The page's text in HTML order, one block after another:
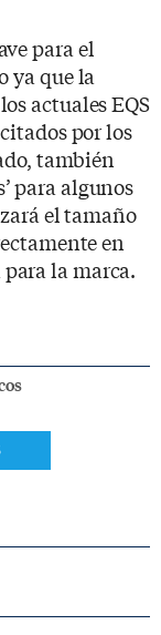
para el
ya que la
actuales EQS
por los
también
para algunos
el tamaño
en
la marca.